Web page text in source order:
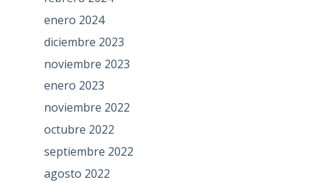
enero 2024
diciembre 2023
noviembre 2023
enero 2023
noviembre 2022
octubre 2022
septiembre 2022
agosto 2022